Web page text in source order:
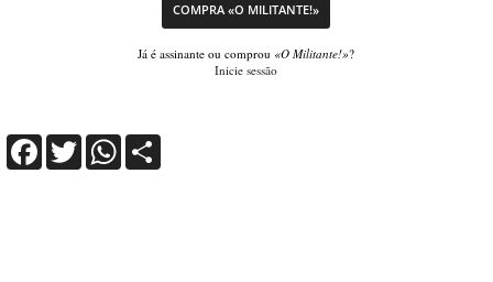
COMPRA «O MILITANTE!»
Já é assinante ou comprou «O Militante!»?
Inicie sessão
FacebookTwitterWhatsApp